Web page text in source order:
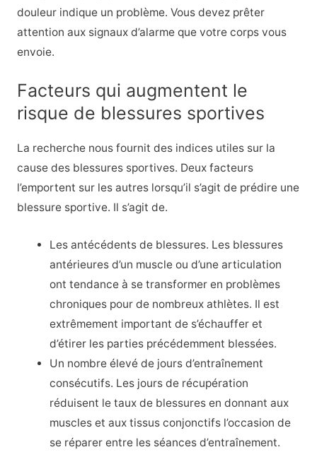
douleur indique un problème. Vous devez prêter
attention aux signaux d’alarme que votre corps vous
envoie.
Facteurs qui augmentent le
risque de blessures sportives
La recherche nous fournit des indices utiles sur la
cause des blessures sportives. Deux facteurs
l’emportent sur les autres lorsqu’il s’agit de prédire une
blessure sportive. Il s’agit de.
Les antécédents de blessures. Les blessures
antérieures d’un muscle ou d’une articulation
ont tendance à se transformer en problèmes
chroniques pour de nombreux athlètes. Il est
extrêmement important de s’échauffer et
d’étirer les parties précédemment blessées.
Un nombre élevé de jours d’entraînement
consécutifs. Les jours de récupération
réduisent le taux de blessures en donnant aux
muscles et aux tissus conjonctifs l’occasion de
se réparer entre les séances d’entraînement.